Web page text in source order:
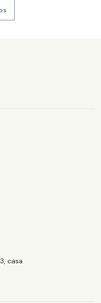
casa